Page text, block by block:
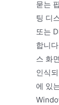
묻는
팅 디
또는
합니
스 화
인식
에 있